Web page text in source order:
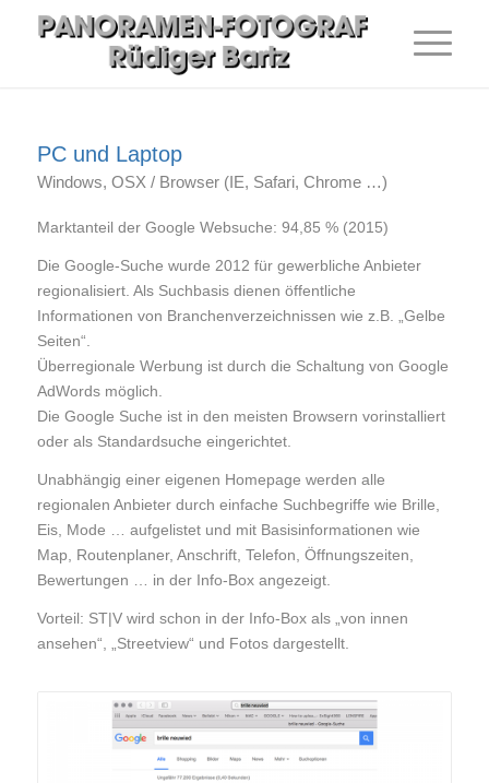
PC und Laptop
Windows, OSX / Browser (IE, Safari, Chrome …)
Marktanteil der Google Websuche: 94,85 % (2015)
Die Google-Suche wurde 2012 für gewerbliche Anbieter
regionalisiert. Als Suchbasis dienen öffentliche
Informationen von Branchenverzeichnissen wie z.B. „Gelbe
Seiten“.
Überregionale Werbung ist durch die Schaltung von Google
AdWords möglich.
Die Google Suche ist in den meisten Browsern vorinstalliert
oder als Standardsuche eingerichtet.
Unabhängig einer eigenen Homepage werden alle
regionalen Anbieter durch einfache Suchbegriffe wie Brille,
Eis, Mode … aufgelistet und mit Basisinformationen wie
Map, Routenplaner, Anschrift, Telefon, Öffnungszeiten,
Bewertungen … in der Info-Box angezeigt.
Vorteil: ST|V wird schon in der Info-Box als „von innen
ansehen“, „Streetview“ und Fotos dargestellt.